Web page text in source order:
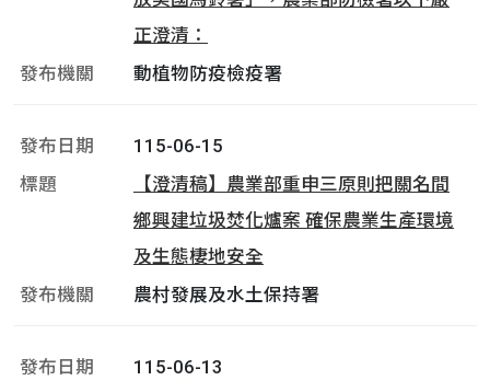
正澄清：
動植物防疫檢疫署
115-06-15
【澄清稿】農業部重申三原則把關名間
鄉興建垃圾焚化爐案 確保農業生產環境
及生態棲地安全
農村發展及水土保持署
115-06-13